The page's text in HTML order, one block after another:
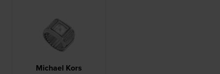
Michael Kors